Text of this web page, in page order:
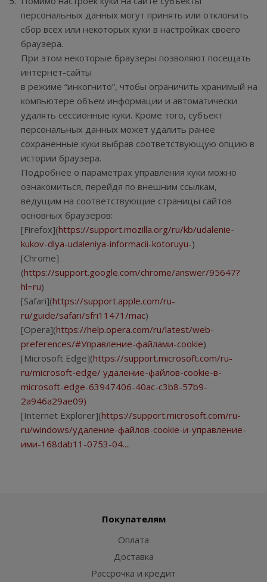
персональных данных могут принять или отклонить
сбор всех или некоторых куки в настройках своего
браузера.
При этом некоторые браузеры позволяют посещать
интернет-сайты
в режиме “инкогнито”, чтобы ограничить хранимый на
компьютере объем информации и автоматически
удалять сессионные куки. Кроме того, субъект
персональных данных может удалить ранее
сохраненные куки выбрав соответствующую опцию в
истории браузера.
Подробнее о параметрах управления куки можно
ознакомиться, перейдя по внешним ссылкам,
ведущим на соответствующие страницы сайтов
основных браузеров:
[Firefox](https://support.mozilla.org/ru/kb/udalenie-
kukov-dlya-udaleniya-informacii-kotoruyu-)
[Chrome]
(https://support.google.com/chrome/answer/95647?
hl=ru)
[Safari](https://support.apple.com/ru-
ru/guide/safari/sfri11471/mac)
[Opera](https://help.opera.com/ru/latest/web-
preferences/#Управление-файлами-cookie)
[Microsoft Edge](https://support.microsoft.com/ru-
ru/microsoft-edge/ удаление-файлов-cookie-в-
microsoft-edge-63947406-40ac-c3b8-57b9-
2a946a29ae09)
[Internet Explorer](https://support.microsoft.com/ru-
ru/windows/удаление-файлов-cookie-и-управление-
ими-168dab11-0753-04....
Покупателям
Оплата
Доставка
Рассрочка и кредит